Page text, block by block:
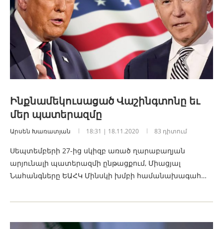
Ինքնամեկուսացած Վաշինգտոնը եւ
մեր պատերազմը
Արսեն Խառատյան 18:31 | 18.11.2020 83 դիտում
Սեպտեմբերի 27-ից սկիզբ առած ղարաբաղյան
արյունալի պատերազմի ընթացքում, Միացյալ
Նահանգները ԵԱՀԿ Մինսկի խմբի համանախագահ…